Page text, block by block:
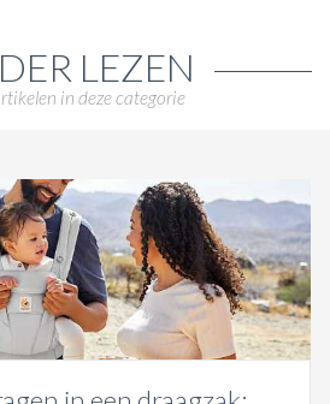
LEZEN
in deze categorie